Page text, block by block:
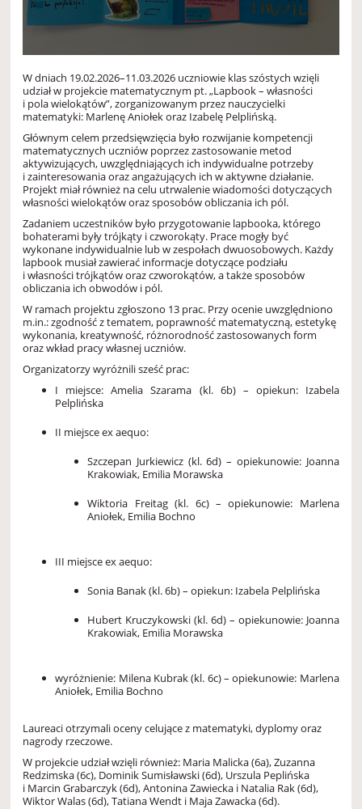
W dniach 19.02.2026–11.03.2026 uczniowie klas szóstych wzięli
udział w projekcie matematycznym pt. „Lapbook – własności
i pola wielokątów”, zorganizowanym przez nauczycielki
matematyki: Marlenę Aniołek oraz Izabelę Pelplińską.
Głównym celem przedsięwzięcia było rozwijanie kompetencji
matematycznych uczniów poprzez zastosowanie metod
aktywizujących, uwzględniających ich indywidualne potrzeby
i zainteresowania oraz angażujących ich w aktywne działanie.
Projekt miał również na celu utrwalenie wiadomości dotyczących
własności wielokątów oraz sposobów obliczania ich pól.
Zadaniem uczestników było przygotowanie lapbooka, którego
bohaterami były trójkąty i czworokąty. Prace mogły być
wykonane indywidualnie lub w zespołach dwuosobowych. Każdy
lapbook musiał zawierać informacje dotyczące podziału
i własności trójkątów oraz czworokątów, a także sposobów
obliczania ich obwodów i pól.
W ramach projektu zgłoszono 13 prac. Przy ocenie uwzględniono
m.in.: zgodność z tematem, poprawność matematyczną, estetykę
wykonania, kreatywność, różnorodność zastosowanych form
oraz wkład pracy własnej uczniów.
Organizatorzy wyróżnili sześć prac:
I miejsce: Amelia Szarama (kl. 6b) – opiekun: Izabela
Pelplińska
II miejsce ex aequo:
Szczepan Jurkiewicz (kl. 6d) – opiekunowie: Joanna
Krakowiak, Emilia Morawska
Wiktoria Freitag (kl. 6c) – opiekunowie: Marlena
Aniołek, Emilia Bochno
III miejsce ex aequo:
Sonia Banak (kl. 6b) – opiekun: Izabela Pelplińska
Hubert Kruczykowski (kl. 6d) – opiekunowie: Joanna
Krakowiak, Emilia Morawska
wyróżnienie: Milena Kubrak (kl. 6c) – opiekunowie: Marlena
Aniołek, Emilia Bochno
Laureaci otrzymali oceny celujące z matematyki, dyplomy oraz
nagrody rzeczowe.
W projekcie udział wzięli również: Maria Malicka (6a), Zuzanna
Redzimska (6c), Dominik Sumisławski (6d), Urszula Peplińska
i Marcin Grabarczyk (6d), Antonina Zawiecka i Natalia Rak (6d),
Wiktor Walas (6d), Tatiana Wendt i Maja Zawacka (6d).